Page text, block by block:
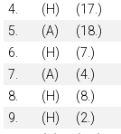
4.
(H) (17.)
5.
(A) (18.)
6.
(H) (7.)
7.
(A) (4.)
8.
(H) (8.)
9.
(H) (2.)